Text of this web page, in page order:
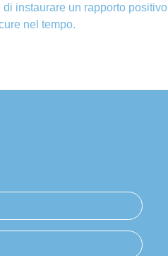
instaurare un rapporto positivo
nel tempo.